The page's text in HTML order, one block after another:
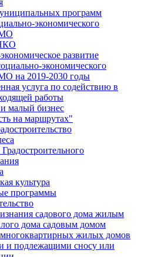
программ
экономического
развитие
экономического
на 2019-2030 годы
услуга по содействию в
работы
малый бизнес
на маршрутах"
культура
программы
садового дома жилым
дома садовым домом
жилых домов
и подлежащими сносу или